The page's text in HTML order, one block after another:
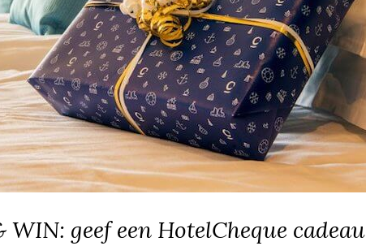
geef een HotelCheque cadeau